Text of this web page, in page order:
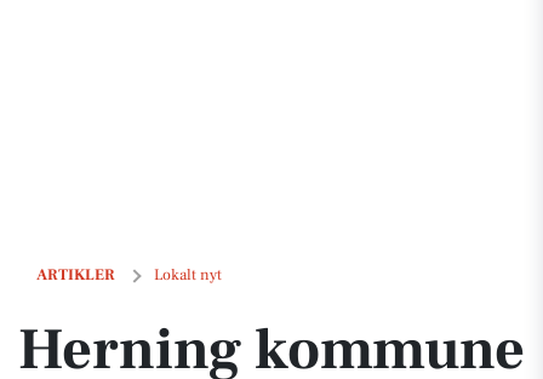
ARTIKLER Lokalt nyt
Herning kommune sætter fokus på fællesskab og forståelse under
Herning kommune